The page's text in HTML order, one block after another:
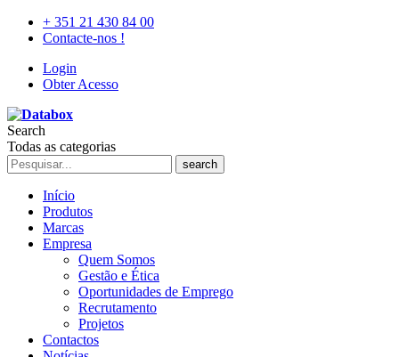
+ 351 21 430 84 00
Contacte-nos !
Login
Obter Acesso
Search
Todas as categorias
search
Início
Produtos
Marcas
Empresa
Quem Somos
Gestão e Ética
Oportunidades de Emprego
Recrutamento
Projetos
Contactos